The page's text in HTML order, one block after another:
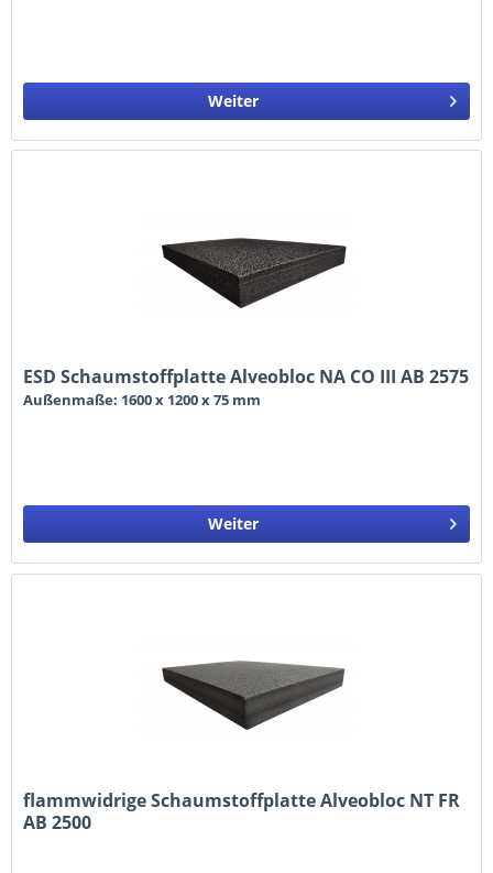
Weiter
ESD Schaumstoffplatte Alveobloc NA CO III AB 2575
Außenmaße: 1600 x 1200 x 75 mm
Weiter
flammwidrige Schaumstoffplatte Alveobloc NT FR
AB 2500